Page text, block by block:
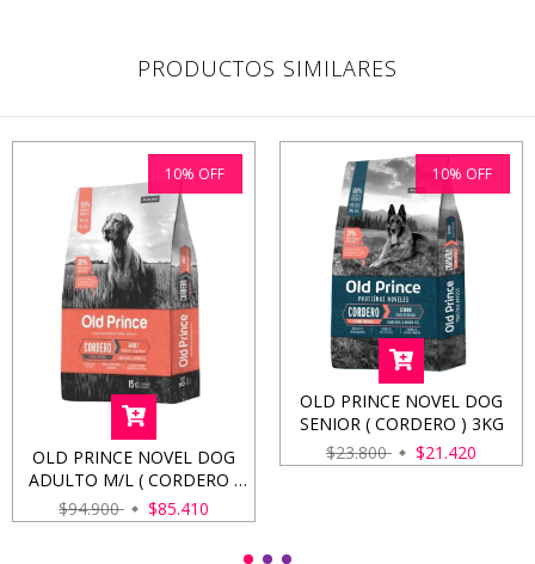
PRODUCTOS SIMILARES
10% OFF
OLD PRINCE NOVEL DOG
ADULTO M/L ( CORDERO )
15KG
$94.900 $85.410
10% OFF
OLD PRINCE NOVEL DOG
SENIOR ( CORDERO ) 3KG
$23.800
$21.420